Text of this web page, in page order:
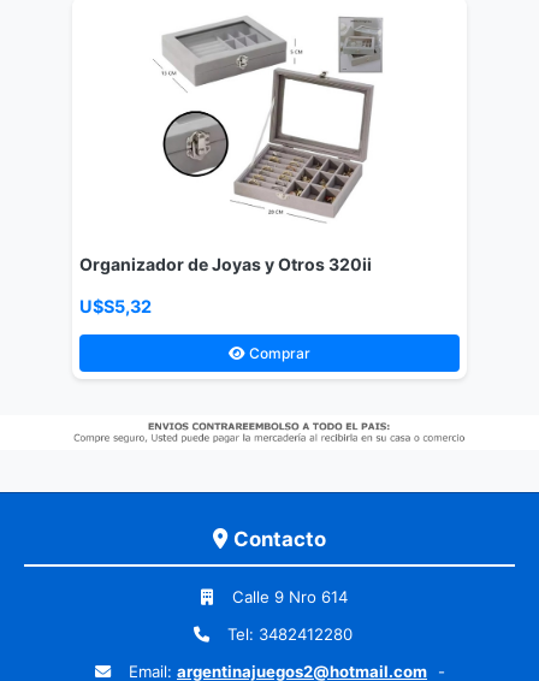
Organizador de Joyas y Otros 320ii
U$S5,32
Comprar
Contacto
Calle 9 Nro 614
Tel: 3482412280
Email: argentinajuegos2@hotmail.com -